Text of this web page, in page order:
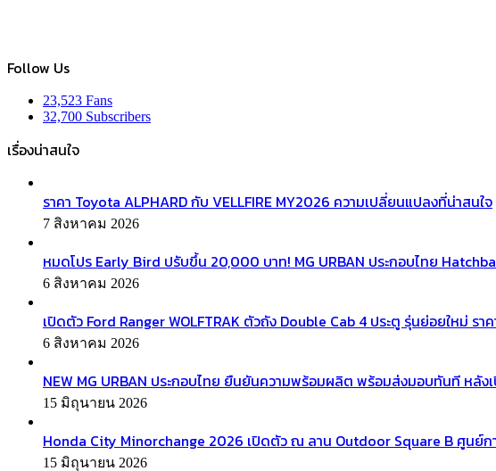
Follow Us
23,523 Fans
32,700 Subscribers
เรื่องน่าสนใจ
ราคา Toyota ALPHARD กับ VELLFIRE MY2026 ความเปลี่ยนแปลงที่น่าสนใจ
7 สิงหาคม 2026
หมดโปร Early Bird ปรับขึ้น 20,000 บาท! MG URBAN ประกอบไทย
6 สิงหาคม 2026
เปิดตัว Ford Ranger WOLFTRAK ตัวถัง Double Cab 4 ประตู รุ่นย่อยใหม่ ร
6 สิงหาคม 2026
NEW MG URBAN ประกอบไทย ยืนยันความพร้อมผลิต พร้อมส่งมอบทันที หลัง
15 มิถุนายน 2026
Honda City Minorchange 2026 เปิดตัว ณ ลาน Outdoor Square B ศูนย์ก
15 มิถุนายน 2026